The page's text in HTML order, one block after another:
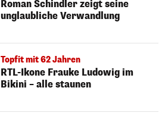
Roman Schindler zeigt seine
unglaubliche Verwandlung
Topfit mit 62 Jahren
RTL-Ikone Frauke Ludowig im
Bikini – alle staunen